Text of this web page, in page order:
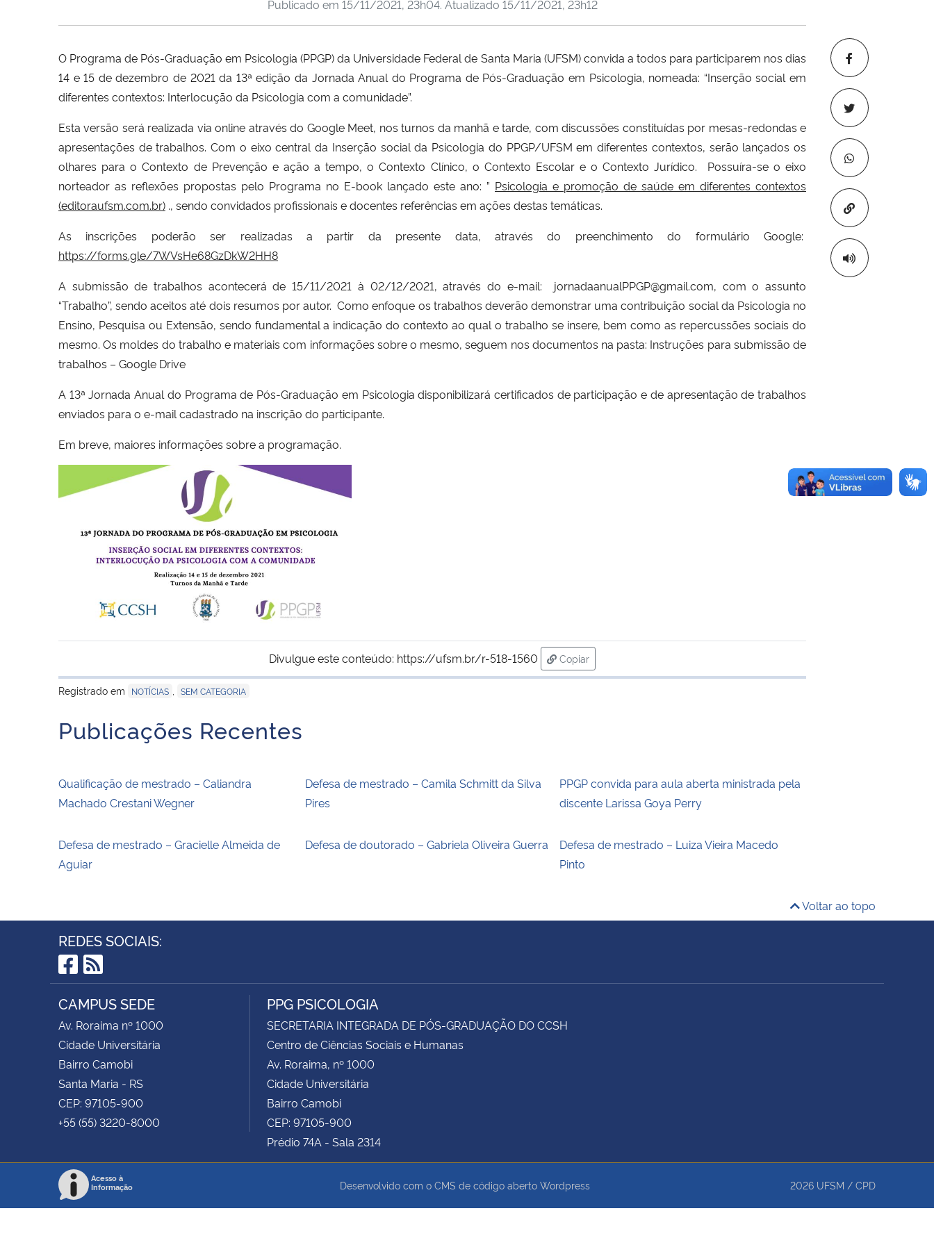
Copiar para
Publicado em 15/11/2021, 23h04. Atualizado 15/11/2021, 23h12
O Programa de Pós-Graduação em Psicologia (PPGP) da Universidade Federal de Santa Maria (UFSM) convida a todos para participarem nos dias
14 e 15 de dezembro de 2021 da 13ª edição da Jornada Anual do Programa de Pós-Graduação em Psicologia, nomeada: “Inserção social em
diferentes contextos: Interlocução da Psicologia com a comunidade”.
Esta versão será realizada via online através do Google Meet, nos turnos da manhã e tarde, com discussões constituídas por mesas-redondas e
apresentações de trabalhos. Com o eixo central da Inserção social da Psicologia do PPGP/UFSM em diferentes contextos, serão lançados os
olhares para o Contexto de Prevenção e ação a tempo, o Contexto Clínico, o Contexto Escolar e o Contexto Jurídico. Possuíra-se o eixo
norteador as reflexões propostas pelo Programa no E-book lançado este ano: ” Psicologia e promoção de saúde em diferentes contextos
(editoraufsm.com.br) ., sendo convidados profissionais e docentes referências em ações destas temáticas.
As inscrições poderão ser realizadas a partir da presente data, através do preenchimento do formulário Google:
https://forms.gle/7WVsHe68GzDkW2HH8
A submissão de trabalhos acontecerá de 15/11/2021 à 02/12/2021, através do e-mail: jornadaanualPPGP@gmail.com, com o assunto
“Trabalho”, sendo aceitos até dois resumos por autor. Como enfoque os trabalhos deverão demonstrar uma contribuição social da Psicologia no
Ensino, Pesquisa ou Extensão, sendo fundamental a indicação do contexto ao qual o trabalho se insere, bem como as repercussões sociais do
mesmo. Os moldes do trabalho e materiais com informações sobre o mesmo, seguem nos documentos na pasta: Instruções para submissão de
trabalhos – Google Drive
A 13ª Jornada Anual do Programa de Pós-Graduação em Psicologia disponibilizará certificados de participação e de apresentação de trabalhos
enviados para o e-mail cadastrado na inscrição do participante.
Em breve, maiores informações sobre a programação.
Divulgue este conteúdo: https://ufsm.br/r-518-1560
Copiar
para área de transferência
Registrado em
NOTÍCIAS SEM CATEGORIA
Publicações Recentes
Qualificação de mestrado – Caliandra
Machado Crestani Wegner
Defesa de mestrado – Camila Schmitt da Silva
Pires
PPGP convida para aula aberta ministrada pela
discente Larissa Goya Perry
Defesa de mestrado – Gracielle Almeida de
Aguiar
Defesa de doutorado – Gabriela Oliveira Guerra
Defesa de mestrado – Luiza Vieira Macedo
Pinto
Voltar ao topo
REDES SOCIAIS:
Facebook
RSS
CAMPUS SEDE
Av. Roraima nº 1000
Cidade Universitária
Bairro Camobi
Santa Maria - RS
CEP: 97105-900
+55 (55) 3220-8000
PPG PSICOLOGIA
SECRETARIA INTEGRADA DE PÓS-GRADUAÇÃO DO CCSH
Centro de Ciências Sociais e Humanas
Av. Roraima, nº 1000
Cidade Universitária
Bairro Camobi
CEP: 97105-900
Prédio 74A - Sala 2314
Acesso à
Informação
Desenvolvido com o CMS de código aberto Wordpress 2026 UFSM / CPD